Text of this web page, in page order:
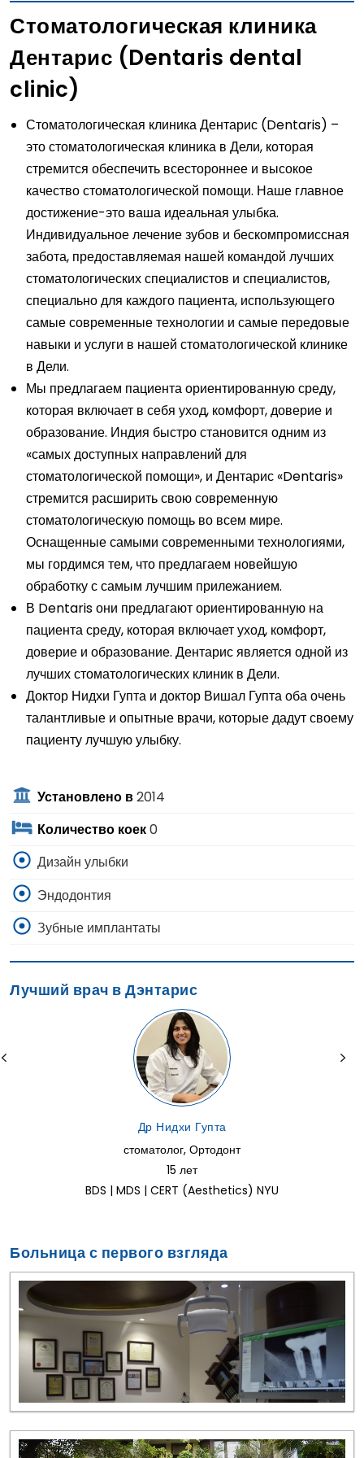
Стоматологическая клиника
Дентарис (Dentaris dental
clinic)
Стоматологическая клиника Дентарис (Dentaris) –
это стоматологическая клиника в Дели, которая
стремится обеспечить всестороннее и высокое
качество стоматологической помощи. Наше главное
достижение-это ваша идеальная улыбка.
Индивидуальное лечение зубов и бескомпромиссная
забота, предоставляемая нашей командой лучших
стоматологических специалистов и специалистов,
специально для каждого пациента, использующего
самые современные технологии и самые передовые
навыки и услуги в нашей стоматологической клинике
в Дели.
Мы предлагаем пациента ориентированную среду,
которая включает в себя уход, комфорт, доверие и
образование. Индия быстро становится одним из
«самых доступных направлений для
стоматологической помощи», и Дентарис «Dentaris»
стремится расширить свою современную
стоматологическую помощь во всем мире.
Оснащенные самыми современными технологиями,
мы гордимся тем, что предлагаем новейшую
обработку с самым лучшим прилежанием.
В Dentaris они предлагают ориентированную на
пациента среду, которая включает уход, комфорт,
доверие и образование. Дентарис является одной из
лучших стоматологических клиник в Дели.
Доктор Нидхи Гупта и доктор Вишал Гуптаоба очень
талантливые и опытные врачи, которые дадут своему
пациенту лучшую улыбку.
Установлено в2014
Количество коек0
Дизайн улыбки
Эндодонтия
Зубные имплантаты
Лучший врач в Дэнтарис
Др Нидхи Гупта
стоматолог, Ортодонт
15 лет
BDS | MDS | CERT (Aesthetics) NYU
Больница с первого взгляда